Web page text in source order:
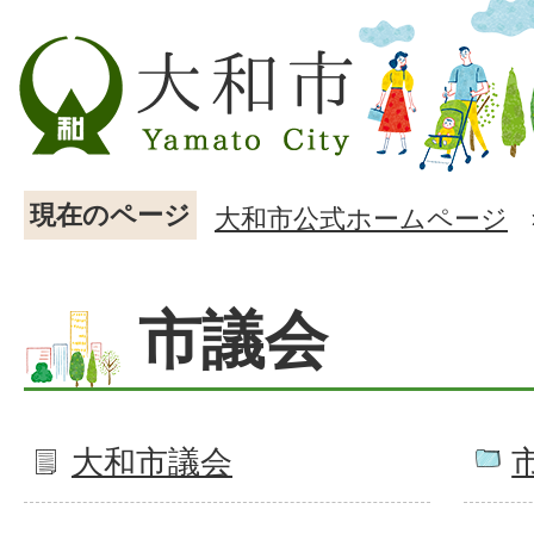
現在のページ 大和市公式ホームページ
市議会
大和市議会